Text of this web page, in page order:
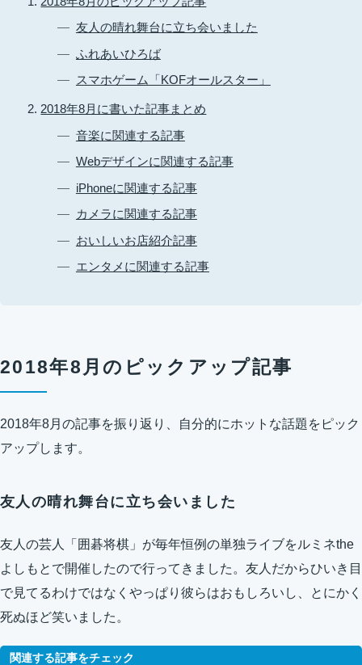
友人の晴れ舞台に立ち会いました
ふれあいひろば
スマホゲーム「KOFオールスター」
2018年8月に書いた記事まとめ
音楽に関連する記事
Webデザインに関連する記事
iPhoneに関連する記事
カメラに関連する記事
おいしいお店紹介記事
エンタメに関連する記事
2018年8月のピックアップ記事
2018年8月の記事を振り返り、自分的にホットな話題をピック
アップします。
友人の晴れ舞台に立ち会いました
友人の芸人「囲碁将棋」が毎年恒例の単独ライブをルミネthe
よしもとで開催したので行ってきました。友人だからひいき目
で見てるわけではなくやっぱり彼らはおもしろいし、とにかく
死ぬほど笑いました。